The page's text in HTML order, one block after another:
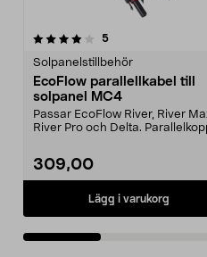
5recensioner
Solpanelstillbehör
EcoFlow parallellkabel till
solpanel MC4
Passar EcoFlow River, River
River Pro och Delta.
309,00
Lägg i varukorg
4.0av 5 stjärnor